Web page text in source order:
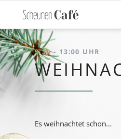
9:30 - 13:00 UHR
Es weihnachtet schon...